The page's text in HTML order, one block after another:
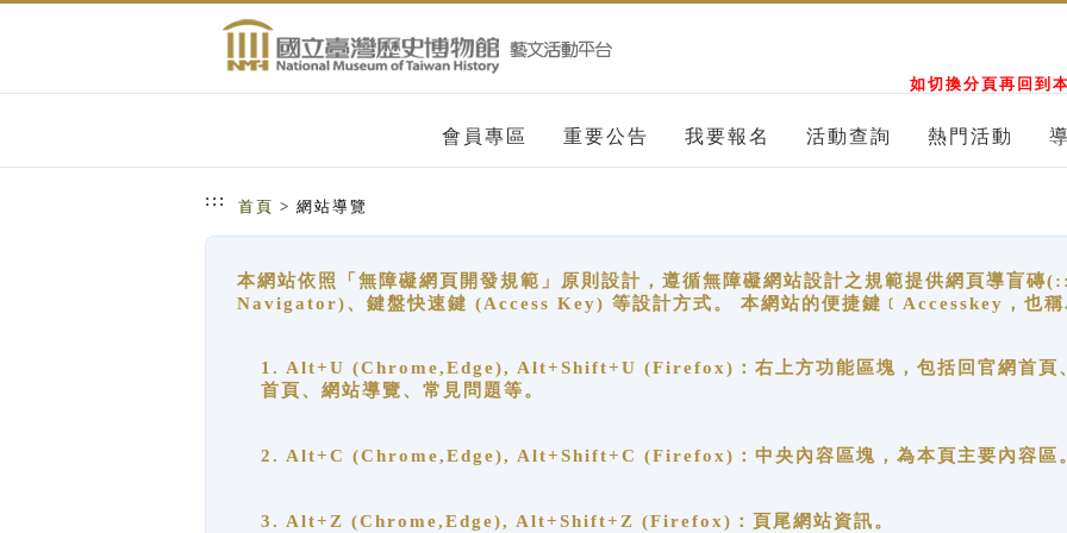
如切換分頁再回到
會員專區 重要公告 我要報名 活動查詢 熱門活動
::: 首頁 > 網站導覽
本網站依照「無障礙網頁開發規範」原則設計，遵循無障礙網站設計之規範提供網頁導盲
Navigator)、鍵盤快速鍵 (Access Key) 等設計方式。 本網站的便捷鍵﹝Accesskey，也稱
1. Alt+U (Chrome,Edge), Alt+Shift+U (Firefox)：右上方功能區塊，包括回官網首頁
首頁、網站導覽、常見問題等。
2. Alt+C (Chrome,Edge), Alt+Shift+C (Firefox)：中央內容區塊，為本頁主要內容區
3. Alt+Z (Chrome,Edge), Alt+Shift+Z (Firefox)：頁尾網站資訊。